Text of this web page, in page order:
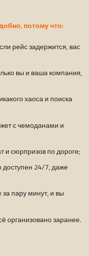
потому что:
рейс задержится, вас
вы и ваша компания,
хаоса и поиска
с чемоданами и
и сюрпризов по дороге;
24/7, даже
пару минут, и вы
организовано заранее.